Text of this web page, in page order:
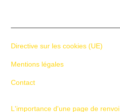
L'importance d'une page de
Directive sur les cookies (UE)
Mentions légales
Contact